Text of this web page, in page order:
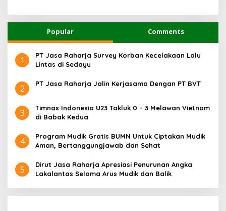
Popular Comments
1
PT Jasa Raharja Survey Korban Kecelakaan Lalu
Lintas di Sedayu
2 PT Jasa Raharja Jalin Kerjasama Dengan PT BVT
3
Timnas Indonesia U23 Takluk 0 – 3 Melawan Vietnam
di Babak Kedua
4
Program Mudik Gratis BUMN Untuk Ciptakan Mudik
Aman, Bertanggungjawab dan Sehat
5
Dirut Jasa Raharja Apresiasi Penurunan Angka
Lakalantas Selama Arus Mudik dan Balik